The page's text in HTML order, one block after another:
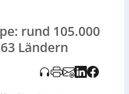
undLadelösungen
und Side-Events
Zentrale Botschaft:
Energieversorgung
rund 105.000
Ländern